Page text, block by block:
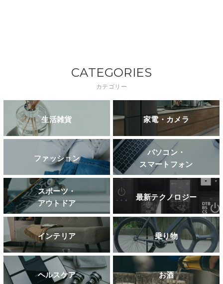
CATEGORIES
カテゴリー
生活雑貨 家電・カメラ
ファッション
パソコン・
スマートフォン
スポーツ・
アウトドア
最新テクノロジー
インテリア 乗り物
ヘルスケア お酒